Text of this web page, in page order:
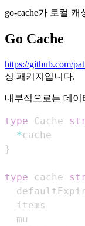
go-cache가 로컬
Go Cache
https://github.com/
싱 패키지입니다.
내부적으로는 데
type Cache
*
}
type cache
mu